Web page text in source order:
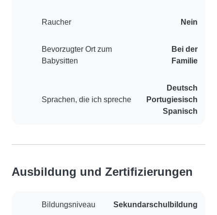
Raucher Nein
Bevorzugter Ort zum
Babysitten
Bei der
Familie
Sprachen, die ich spreche
Deutsch
Portugiesisch
Spanisch
Ausbildung und Zertifizierungen
Bildungsniveau Sekundarschulbildung